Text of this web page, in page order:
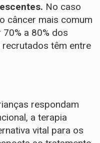
No caso
câncer mais comum
a 80% dos
têm entre
respondam
a terapia
vital para os